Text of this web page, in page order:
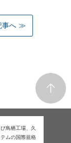
事へ
鳥栖工場、久
ムの国際規格